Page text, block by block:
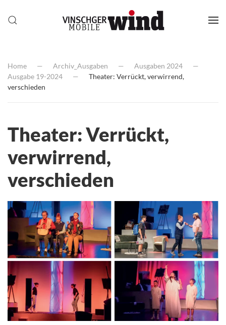
Home Archiv_Ausgaben
Ausgaben 2024
Ausgabe 19-2024
Theater: Verrückt, verwirrend,
verschieden
Theater: Verrückt,
verwirrend,
verschieden